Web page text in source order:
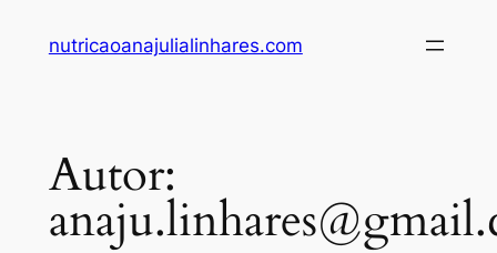
nutricaoanajulialinhares.com
Autor: